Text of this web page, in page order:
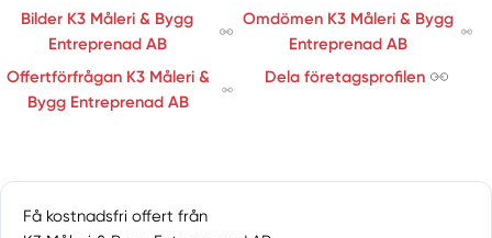
Timmele
Torslanda
Trollhättan
Bilder K3 Måleri & Bygg
Entreprenad AB
Omdömen K3 Måleri & Bygg
Entreprenad AB
Offertförfrågan K3 Måleri &
Bygg Entreprenad AB
Dela företagsprofilen
Få kostnadsfri offert från